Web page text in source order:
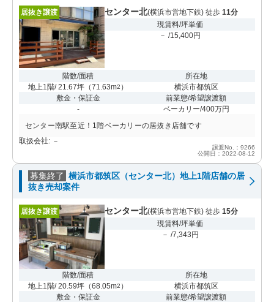
居抜き譲渡 センター北(横浜市営地下鉄) 徒歩 11分
現賃料/坪単価
－ /15,400円
階数/面積
地上1階/ 21.67坪 （71.63m2 ）
所在地
横浜市都筑区
敷金・保証金
-
前業態/希望譲渡額
ベーカリー/400万円
センター南駅至近！1階ベーカリーの居抜き店舗です
取扱会社: －
譲渡No.：9266
公開日：2022-08-12
募集終了 横浜市都筑区（センター北）地上1階店舗の居
抜き売却案件
居抜き譲渡 センター北(横浜市営地下鉄) 徒歩 15分
現賃料/坪単価
－ /7,343円
階数/面積
地上1階/ 20.59坪 （68.05m2 ）
所在地
横浜市都筑区
敷金・保証金
前業態/希望譲渡額